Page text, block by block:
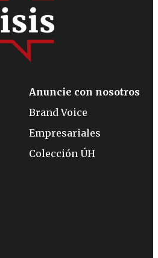
Anuncie con nosotros
Brand Voice
Empresariales
Colección ÚH